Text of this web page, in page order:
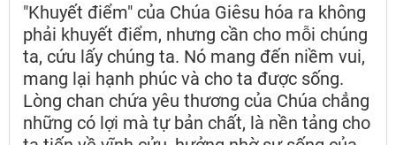
"Khuyết điểm" của Chúa Giêsu hóa ra không
phải khuyết điểm, nhưng cần cho mỗi chúng
ta, cứu lấy chúng ta. Nó mang đến niềm vui,
mang lại hạnh phúc và cho ta được sống.
Lòng chan chứa yêu thương của Chúa chẳng
những có lợi mà tự bản chất, là nền tảng cho